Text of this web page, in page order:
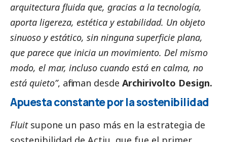
arquitectura fluida que, gracias a la tecnología,
aporta ligereza, estética y estabilidad. Un objeto
sinuoso y estático, sin ninguna superficie plana,
que parece que inicia un movimiento. Del mismo
modo, el mar, incluso cuando está en calma, no
está quieto”, afirman desde Archirivolto Design.
Apuesta constante por la sostenibilidad
Fluit supone un paso más en la estrategia de